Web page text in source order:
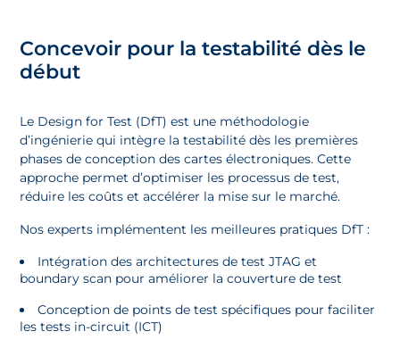
Concevoir pour la testabilité dès le
début
Le Design for Test (DfT) est une méthodologie
d’ingénierie qui intègre la testabilité dès les premières
phases de conception des cartes électroniques. Cette
approche permet d’optimiser les processus de test,
réduire les coûts et accélérer la mise sur le marché.
Nos experts implémentent les meilleures pratiques DfT :
Intégration des architectures de test JTAG et
boundary scan pour améliorer la couverture de test
Conception de points de test spécifiques pour faciliter
les tests in-circuit (ICT)